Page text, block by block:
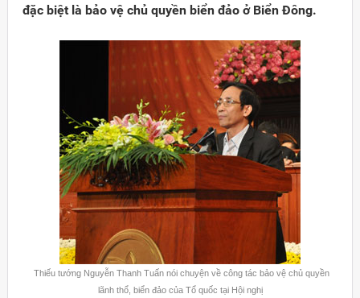
đặc biệt là bảo vệ chủ quyền biển đảo ở Biển Đông.
Thiếu tướng Nguyễn Thanh Tuấn nói chuyện về công tác bảo vệ chủ quyền
lãnh thổ, biển đảo của Tổ quốc tại Hội nghị